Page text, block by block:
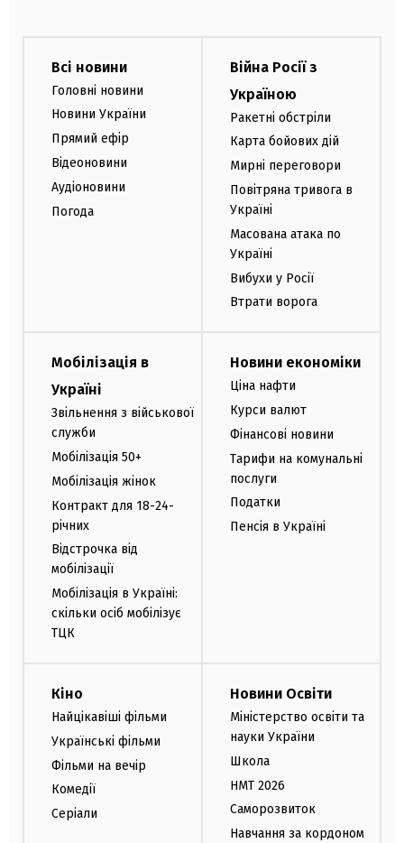
Всі новини
Головні новини
Новини України
Прямий ефір
Відеоновини
Аудіоновини
Погода
Війна Росії з
Україною
Ракетні обстріли
Карта бойових дій
Мирні переговори
Повітряна тривога в
Україні
Масована атака по
Україні
Вибухи у Росії
Втрати ворога
Мобілізація в
Україні
Звільнення з військової
служби
Мобілізація 50+
Мобілізація жінок
Контракт для 18-24-
річних
Відстрочка від
мобілізації
Мобілізація в Україні:
скільки осіб мобілізує
ТЦК
Новини економіки
Ціна нафти
Курси валют
Фінансові новини
Тарифи на комунальні
послуги
Податки
Пенсія в Україні
Кіно
Найцікавіші фільми
Українські фільми
Фільми на вечір
Комедії
Серіали
Новини Освіти
Міністерство освіти та
науки України
Школа
НМТ 2026
Саморозвиток
Навчання за кордоном